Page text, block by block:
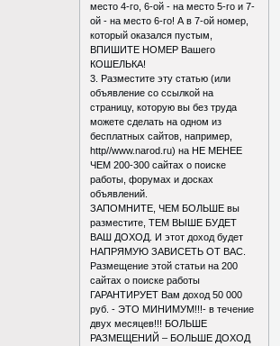
место 4-го, 6-ой - на место 5-го и 7-
ой - на место 6-го! А в 7-ой номер,
который оказался пустым,
ВПИШИТЕ НОМЕР Вашего
КОШЕЛЬКА!
3. Разместите эту статью (или
объявление со ссылкой на
страницу, которую вы без труда
можете сделать на одном из
бесплатных сайтов, например,
http//www.narod.ru) на НЕ МЕНЕЕ
ЧЕМ 200-300 сайтах о поиске
работы, форумах и досках
объявлений.
ЗАПОМНИТЕ, ЧЕМ БОЛЬШЕ вы
разместите, ТЕМ ВЫШЕ БУДЕТ
ВАШ ДОХОД. И этот доход будет
НАПРЯМУЮ ЗАВИСЕТЬ ОТ ВАС.
Размещение этой статьи на 200
сайтах о поиске работы
ГАРАНТИРУЕТ Вам доход 50 000
руб. - ЭТО МИНИМУМ!!!- в течение
двух месяцев!!! БОЛЬШЕ
РАЗМЕЩЕНИЙ – БОЛЬШЕ ДОХОД